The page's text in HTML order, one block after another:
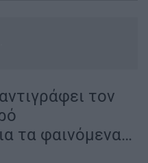
τον
τα φαινόμενα…